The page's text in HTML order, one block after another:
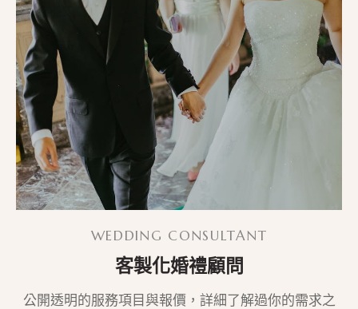
G
A
T
I
O
N
WEDDING CONSULTANT
客製化婚禮顧問
公開透明的服務項目與報價，詳細了解過你的需求之